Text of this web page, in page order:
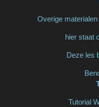
Overige
hier staat
Deze les
Tutorial